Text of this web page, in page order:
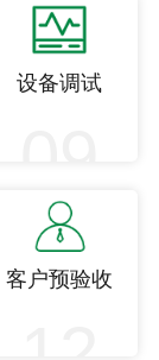
设备调试
客户预验收